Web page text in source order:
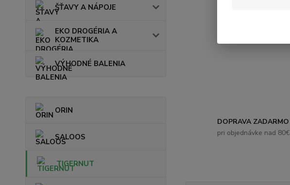
ŠŤAVY A NÁPOJE
EKO DROGÉRIA A
KOZMETIKA
VÝHODNÉ BALENIA
ORIN
SALOOS
TIGERNUT
DOPRAVA ZADARMO
pri objednávke nad 80€